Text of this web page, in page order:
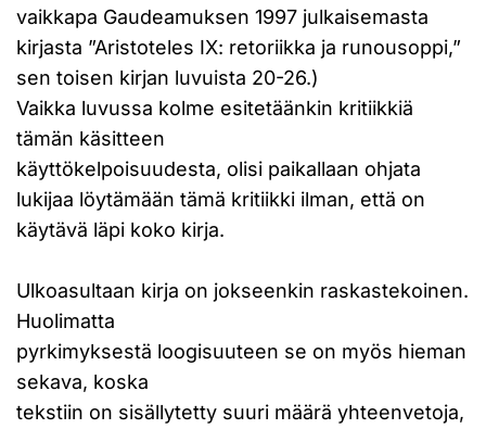
vaikkapa Gaudeamuksen 1997 julkaisemasta
kirjasta ”Aristoteles IX: retoriikka ja runousoppi,”
sen toisen kirjan luvuista 20-26.)
Vaikka luvussa kolme esitetäänkin kritiikkiä
tämän käsitteen
käyttökelpoisuudesta, olisi paikallaan ohjata
lukijaa löytämään tämä kritiikki ilman, että on
käytävä läpi koko kirja.
Ulkoasultaan kirja on jokseenkin raskastekoinen.
Huolimatta
pyrkimyksestä loogisuuteen se on myös hieman
sekava, koska
tekstiin on sisällytetty suuri määrä yhteenvetoja,